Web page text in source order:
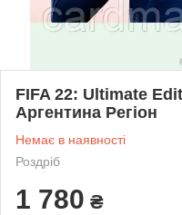
FIFA 22: Ultimate
Аргентина Регіон
Немає в наявності
Роздріб
1 780 ₴